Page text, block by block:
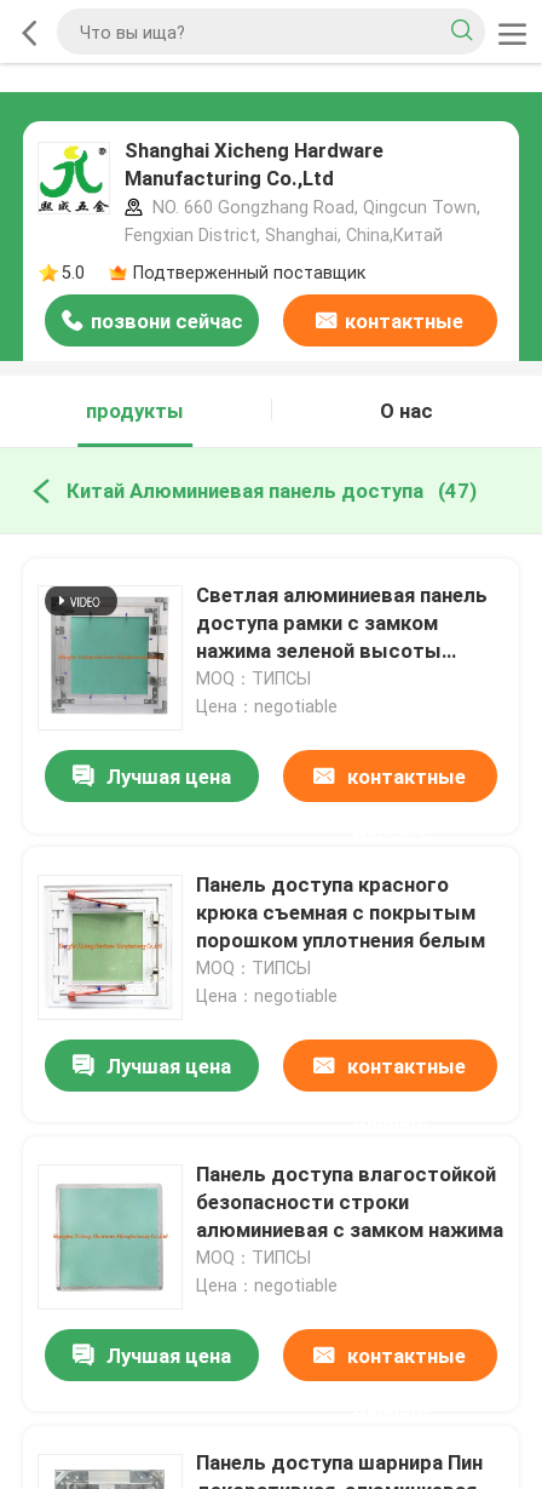
Shanghai Xicheng Hardware
Manufacturing Co.,Ltd
NO. 660 Gongzhang Road, Qingcun Town,
Fengxian District, Shanghai, China,Китай
5.0
Подтверженный поставщик
позвони сейчас контактные
продукты
О нас
Китай Алюминиевая панель доступа (47)
Светлая алюминиевая панель
доступа рамки с замком
нажима зеленой высоты
штукатурной плиты низкой
особенным
MOQ：ТИПСЫ
Цена：negotiable
Лучшая цена контактные
Панель доступа красного
крюка съемная с покрытым
порошком уплотнения белым
MOQ：ТИПСЫ
Цена：negotiable
Лучшая цена контактные
Панель доступа влагостойкой
безопасности строки
алюминиевая с замком нажима
MOQ：ТИПСЫ
Цена：negotiable
Лучшая цена контактные
Панель доступа шарнира Пин